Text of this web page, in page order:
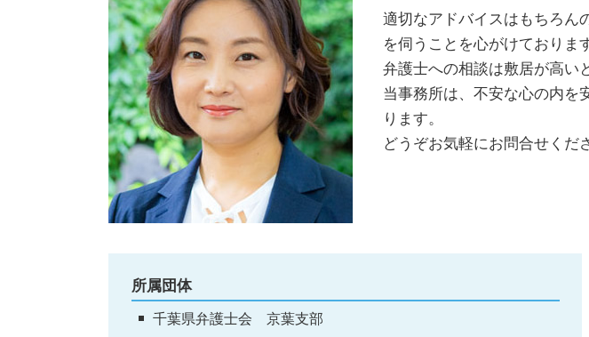
個人再生 費用 安い
債務整理とは 個人
債務整理 デメリット 知恵袋
個人再生 失敗
損害賠償請求権
逸失利益 計算
過失割合とは
示談交渉権
交通事故 弁護士 伊東市
相続 弁護士 伊豆市
交通事故 弁護士 沼津市
債務整理 弁護士 伊東市
交通事故 弁護士 熱海市
交通事故 弁護士 御殿場市
適切なアドバイスはもちろん
を伺うことを心がけておりま
弁護士への相談は敷居が高い
当事務所は、不安な心の内を
ります。
どうぞお気軽にお問合せくだ
所属団体
千葉県弁護士会 京葉支部